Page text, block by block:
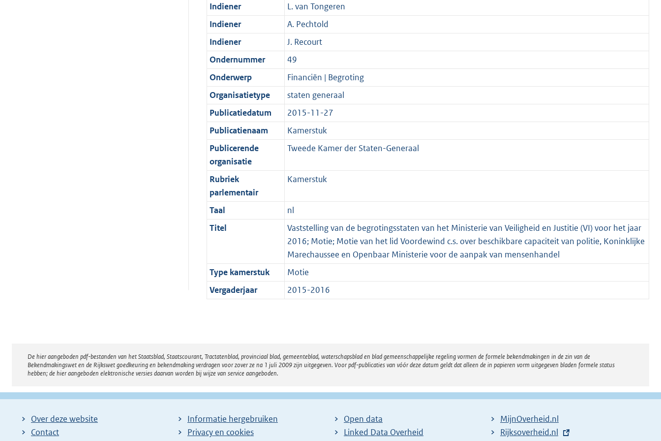
Indiener
L. van Tongeren
Indiener
A. Pechtold
Indiener
J. Recourt
Ondernummer
49
Onderwerp
Financiën | Begroting
Organisatietype
staten generaal
Publicatiedatum
2015-11-27
Publicatienaam
Kamerstuk
Publicerende
organisatie
Tweede Kamer der Staten-Generaal
Rubriek
parlementair
Kamerstuk
Taal
nl
Titel
Vaststelling van de begrotingsstaten van het Ministerie van Veiligheid en Justitie (VI) voor het jaar
2016; Motie; Motie van het lid Voordewind c.s. over beschikbare capaciteit van politie, Koninklijke
Marechaussee en Openbaar Ministerie voor de aanpak van mensenhandel
Type kamerstuk
Motie
Vergaderjaar
2015-2016
Disclaimer
De hier aangeboden pdf-bestanden van het Staatsblad, Staatscourant, Tractatenblad, provinciaal blad, gemeenteblad, waterschapsblad en blad gemeenschappelijke regeling vormen de formele bekendmakingen in de zin van de
Bekendmakingswet en de Rijkswet goedkeuring en bekendmaking verdragen voor zover ze na 1 juli 2009 zijn uitgegeven. Voor pdf-publicaties van vóór deze datum geldt dat alleen de in papieren vorm uitgegeven bladen formele status
hebben; de hier aangeboden elektronische versies daarvan worden bij wijze van service aangeboden.
Over deze website
Contact
Informatie hergebruiken
Privacy en cookies
Open data
Linked Data Overheid
MijnOverheid.nl
E
Rijksoverheid.nl